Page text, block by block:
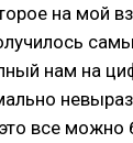
на мой
нам на
все